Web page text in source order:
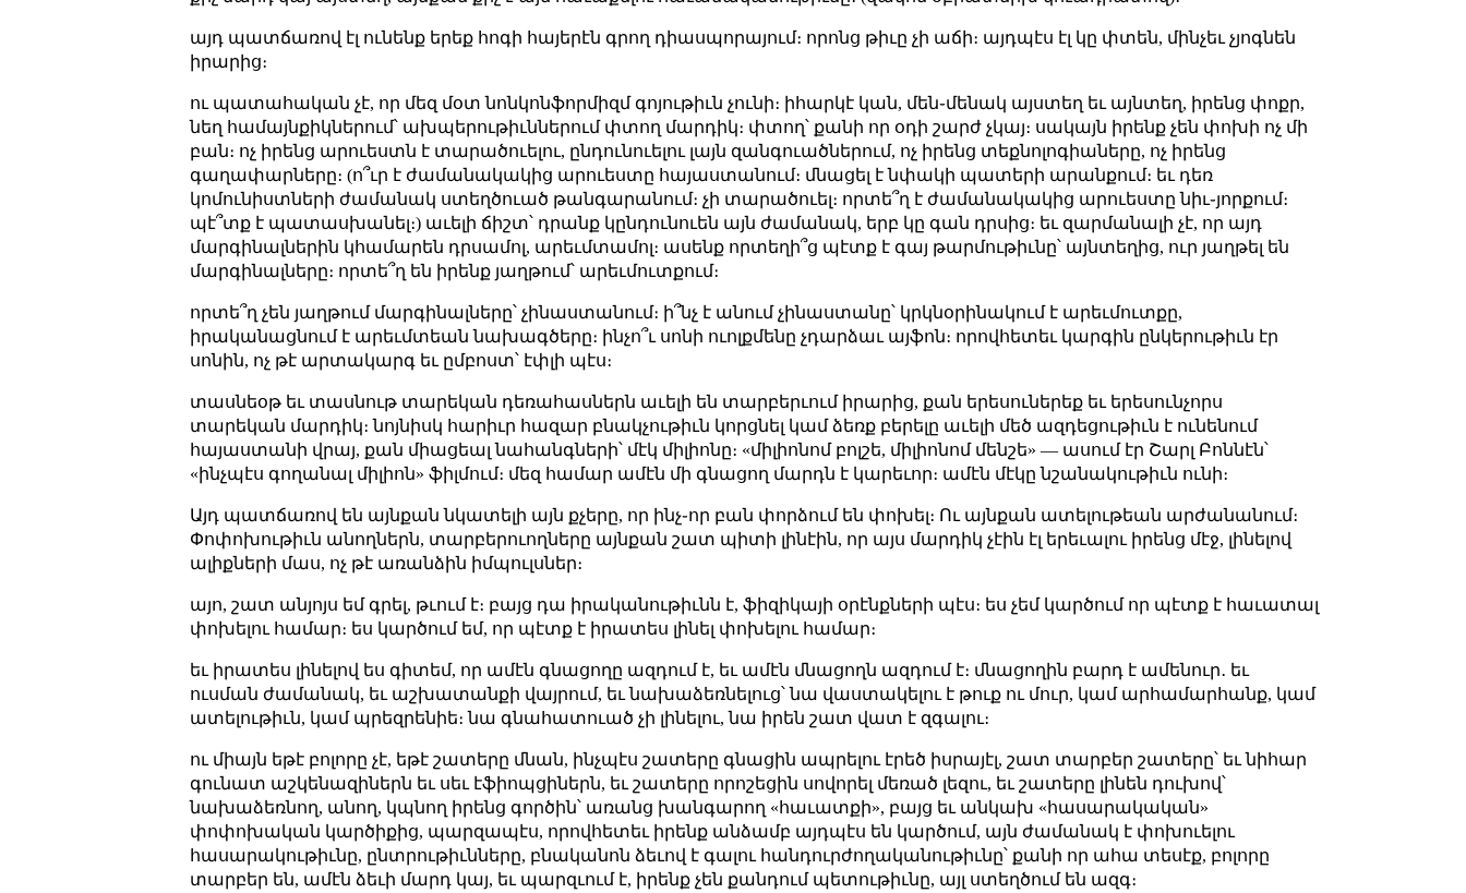
այդ պատճառով էլ ունենք երեք հոգի հայերէն գրող դիասպորայում։ որոնց թիւը չի աճի։ այդպէս էլ կը փտեն, մինչեւ չյոգնեն
իրարից։
ու պատահական չէ, որ մեզ մօտ նոնկոնֆորմիզմ գոյութիւն չունի։ իհարկէ կան, մեն֊մենակ այստեղ եւ այնտեղ, իրենց փոքր,
նեղ համայնքիկներում՝ ախպերութիւններում փտող մարդիկ։ փտող՝ քանի որ օդի շարժ չկայ։ սակայն իրենք չեն փոխի ոչ մի
բան։ ոչ իրենց արուեստն է տարածուելու, ընդունուելու լայն զանգուածներում, ոչ իրենց տեքնոլոգիաները, ոչ իրենց
գաղափարները։ (ո՞ւր է ժամանակակից արուեստը հայաստանում։ մնացել է նփակի պատերի արանքում։ եւ դեռ
կոմունիստների ժամանակ ստեղծուած թանգարանում։ չի տարածուել։ որտե՞ղ է ժամանակակից արուեստը նիւ֊յորքում։
պէ՞տք է պատասխանել։) աւելի ճիշտ՝ դրանք կընդունուեն այն ժամանակ, երբ կը գան դրսից։ եւ զարմանալի չէ, որ այդ
մարգինալներին կհամարեն դրսամոլ, արեւմտամոլ։ ասենք որտեղի՞ց պէտք է գայ թարմութիւնը՝ այնտեղից, ուր յաղթել են
մարգինալները։ որտե՞ղ են իրենք յաղթում՝ արեւմուտքում։
որտե՞ղ չեն յաղթում մարգինալները՝ չինաստանում։ ի՞նչ է անում չինաստանը՝ կրկնօրինակում է արեւմուտքը,
իրականացնում է արեւմտեան նախագծերը։ ինչո՞ւ սոնի ուոլքմենը չդարձաւ այֆոն։ որովհետեւ կարգին ընկերութիւն էր
սոնին, ոչ թէ արտակարգ եւ ըմբոստ՝ էփլի պէս։
տասնեօթ եւ տասնութ տարեկան դեռահասներն աւելի են տարբերւում իրարից, քան երեսուներեք եւ երեսունչորս
տարեկան մարդիկ։ նոյնիսկ հարիւր հազար բնակչութիւն կորցնել կամ ձեռք բերելը աւելի մեծ ազդեցութիւն է ունենում
հայաստանի վրայ, քան միացեալ նահանգների՝ մէկ միլիոնը։ «միլիոնոմ բոլշե, միլիոնոմ մենշե» — ասում էր Շարլ Բոննէն՝
«ինչպէս գողանալ միլիոն» ֆիլմում։ մեզ համար ամէն մի գնացող մարդն է կարեւոր։ ամէն մէկը նշանակութիւն ունի։
Այդ պատճառով են այնքան նկատելի այն քչերը, որ ինչ֊որ բան փորձում են փոխել։ Ու այնքան ատելութեան արժանանում։
Փոփոխութիւն անողներն, տարբերուողները այնքան շատ պիտի լինէին, որ այս մարդիկ չէին էլ երեւալու իրենց մէջ, լինելով
ալիքների մաս, ոչ թէ առանձին իմպուլսներ։
այո, շատ անյոյս եմ գրել, թւում է։ բայց դա իրականութիւնն է, ֆիզիկայի օրէնքների պէս։ ես չեմ կարծում որ պէտք է հաւատալ
փոխելու համար։ ես կարծում եմ, որ պէտք է իրատես լինել փոխելու համար։
եւ իրատես լինելով ես գիտեմ, որ ամէն գնացողը ազդում է, եւ ամէն մնացողն ազդում է։ մնացողին բարդ է ամենուր․ եւ
ուսման ժամանակ, եւ աշխատանքի վայրում, եւ նախաձեռնելուց՝ նա վաստակելու է թուք ու մուր, կամ արհամարհանք, կամ
ատելութիւն, կամ պրեզրենիե։ նա գնահատուած չի լինելու, նա իրեն շատ վատ է զգալու։
ու միայն եթէ բոլորը չէ, եթէ շատերը մնան, ինչպէս շատերը գնացին ապրելու էրեծ իսրայէլ, շատ տարբեր շատերը՝ եւ նիհար
գունատ աշկենազիներն եւ սեւ էֆիոպցիներն, եւ շատերը որոշեցին սովորել մեռած լեզու, եւ շատերը լինեն դուխով՝
նախաձեռնող, անող, կպնող իրենց գործին՝ առանց խանգարող «հաւատքի», բայց եւ անկախ «հասարակական»
փոփոխական կարծիքից, պարզապէս, որովհետեւ իրենք անձամբ այդպէս են կարծում, այն ժամանակ է փոխուելու
հասարակութիւնը, ընտրութիւնները, բնականոն ձեւով է գալու հանդուրժողականութիւնը՝ քանի որ ահա տեսէք, բոլորը
տարբեր են, ամէն ձեւի մարդ կայ, եւ պարզւում է, իրենք չեն քանդում պետութիւնը, այլ ստեղծում են ազգ։